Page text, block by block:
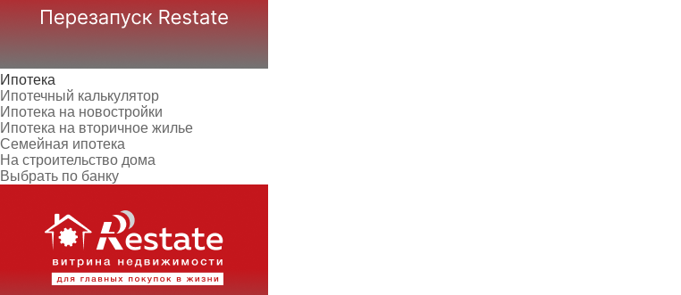
Ипотека
Ипотечный калькулятор
Ипотека на новостройки
Ипотека на вторичное жилье
Семейная ипотека
На строительство дома
Выбрать по банку